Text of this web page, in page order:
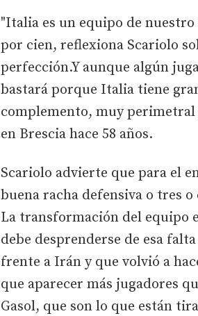
"Italia es un equipo de
por cien, reflexiona Scariolo
perfección.Y aunque algún
bastará porque Italia tiene
complemento, muy perimetral
en Brescia hace 58 años.
Scariolo advierte que para el
buena racha defensiva o tres
La transformación del equipo
debe desprenderse de esa
frente a Irán y que volvió a
que aparecer más jugadores
Gasol, que son lo que están